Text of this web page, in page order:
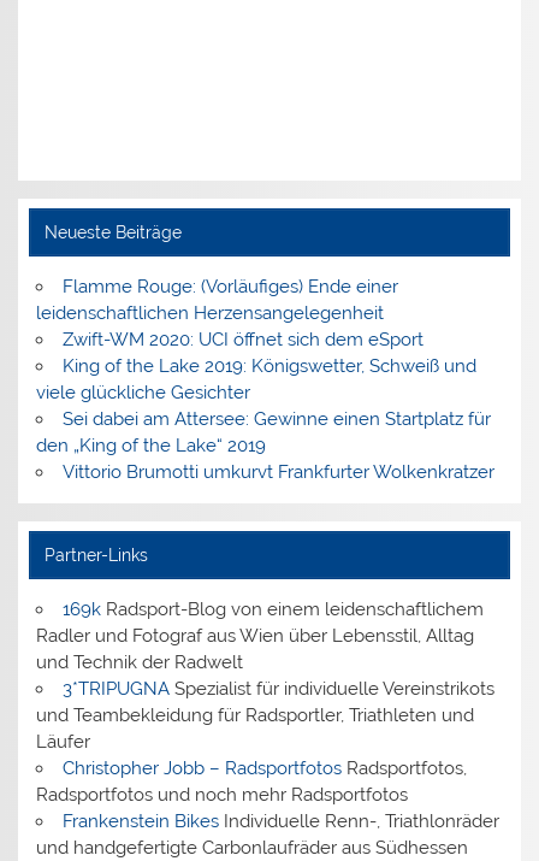
Neueste Beiträge
Flamme Rouge: (Vorläufiges) Ende einer
leidenschaftlichen Herzensangelegenheit
Zwift-WM 2020: UCI öffnet sich dem eSport
King of the Lake 2019: Königswetter, Schweiß und
viele glückliche Gesichter
Sei dabei am Attersee: Gewinne einen Startplatz für
den „King of the Lake“ 2019
Vittorio Brumotti umkurvt Frankfurter Wolkenkratzer
Partner-Links
169kRadsport-Blog von einem leidenschaftlichem
Radler und Fotograf aus Wien über Lebensstil, Alltag
und Technik der Radwelt
3*TRIPUGNASpezialist für individuelle Vereinstrikots
und Teambekleidung für Radsportler, Triathleten und
Läufer
Christopher Jobb – RadsportfotosRadsportfotos,
Radsportfotos und noch mehr Radsportfotos
Frankenstein BikesIndividuelle Renn-, Triathlonräder
und handgefertigte Carbonlaufräder aus Südhessen